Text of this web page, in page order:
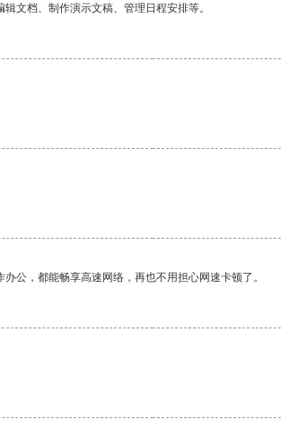
文档、制作演示文稿、管理日程安排等。
公，都能畅享高速网络，再也不用担心网速卡顿了。